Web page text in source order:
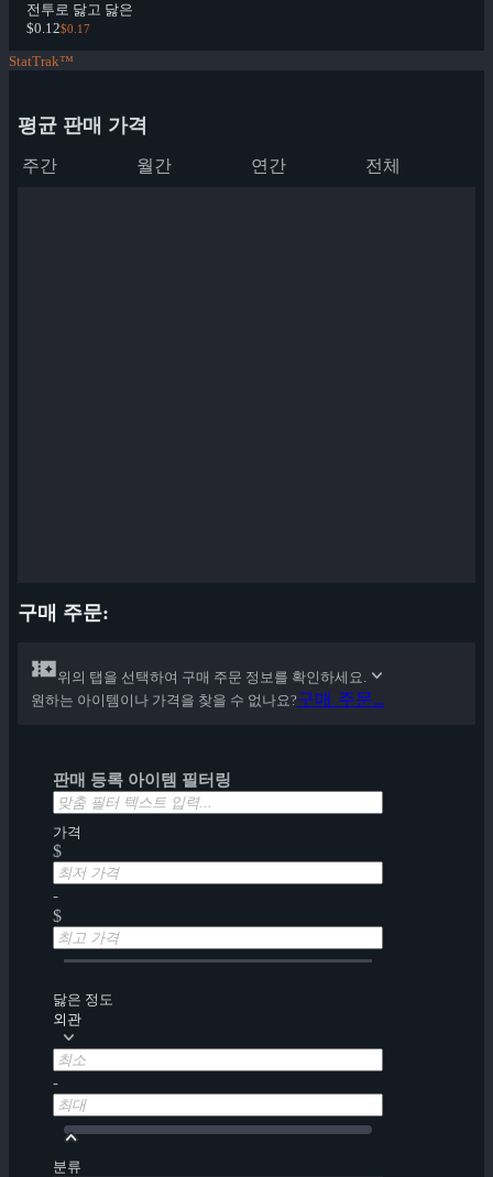
전투로 닳고 닳은
$0.12$0.17
StatTrak™
평균 판매 가격
주간 월간 연간 전체
구매 주문:
위의 탭을 선택하여 구매 주문 정보를 확인하세요.
원하는 아이템이나 가격을 찾을 수 없나요?구매 주문...
판매 등록 아이템 필터링
가격
$
-
$
닳은 정도
외관
-
분류